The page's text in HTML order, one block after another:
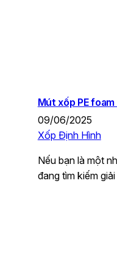
Mút xốp PE
09/06/2025
Xốp Định Hình
Nếu bạn là một
đang tìm kiếm